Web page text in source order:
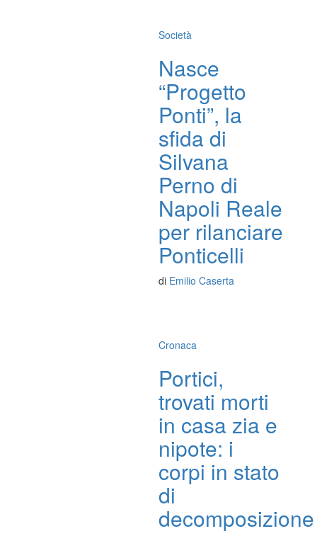
Società
Nasce
“Progetto
Ponti”, la
sfida di
Silvana
Perno di
Napoli Reale
per rilanciare
Ponticelli
di Emilio Caserta
Cronaca
Portici,
trovati morti
in casa zia e
nipote: i
corpi in stato
di
decomposizione